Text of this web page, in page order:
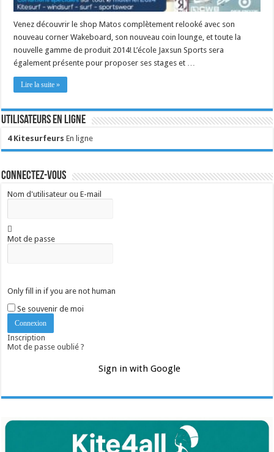
Venez découvrir le shop Matos complètement relooké avec son
nouveau corner Wakeboard, son nouveau coin lounge, et toute la
nouvelle gamme de produit 2014! L’école Jaxsun Sports sera
également présente pour proposer ses stages et …
Lire la suite »
Utilisateurs en ligne
4 Kitesurfeurs En ligne
Connectez-vous
Nom d'utilisateur ou E-mail
Mot de passe
Only fill in if you are not human
Se souvenir de moi
Inscription
Mot de passe oublié ?
Sign in with Google